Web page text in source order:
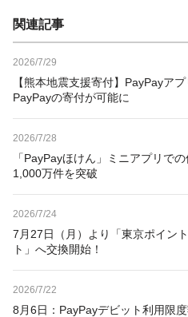
関連記事
2026/7/29
【熊本地震支援寄付】PayPayア
PayPayの寄付が可能に
2026/7/28
「PayPayほけん」ミニアプリで
1,000万件を突破
2026/7/24
7月27日（月）より「東京ポイン
ト」へ交換開始！
2026/7/22
8月6日：PayPayデビット利用限